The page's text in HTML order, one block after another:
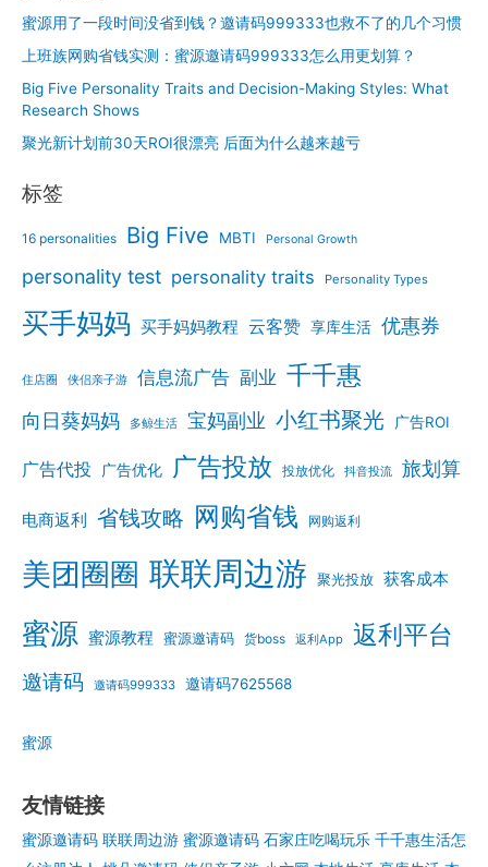
蜜源用了一段时间没省到钱？邀请码999333也救不了的几个习惯
上班族网购省钱实测：蜜源邀请码999333怎么用更划算？
Big Five Personality Traits and Decision-Making Styles: What
Research Shows
聚光新计划前30天ROI很漂亮 后面为什么越来越亏
标签
16 personalities Big Five MBTI Personal Growth
personality test personality traits Personality Types
买手妈妈 买手妈妈教程 云客赞 享库生活 优惠券
住店圈 侠侣亲子游 信息流广告 副业 千千惠
向日葵妈妈 多鲸生活 宝妈副业 小红书聚光 广告ROI
广告代投 广告优化 广告投放 投放优化 抖音投流 旅划算
电商返利 省钱攻略 网购省钱 网购返利
美团圈圈 联联周边游 聚光投放 获客成本
蜜源 蜜源教程 蜜源邀请码 货boss 返利App 返利平台
邀请码 邀请码999333 邀请码7625568
蜜源
友情链接
蜜源邀请码 联联周边游 蜜源邀请码 石家庄吃喝玩乐 千千惠生活怎